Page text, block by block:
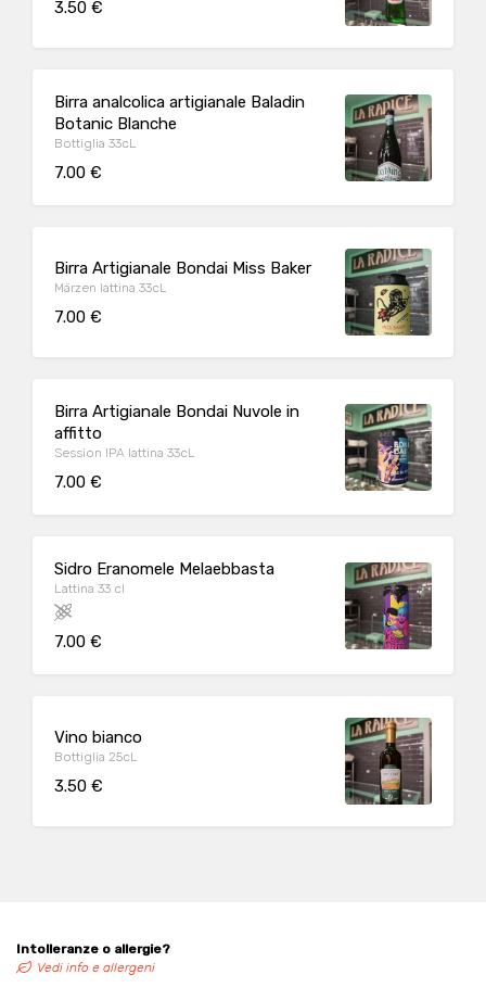
3.50 €
Birra analcolica artigianale Baladin
Botanic Blanche
Bottiglia 33cL
7.00 €
Birra Artigianale Bondai Miss Baker
Märzen lattina 33cL
7.00 €
Birra Artigianale Bondai Nuvole in
affitto
Session IPA lattina 33cL
7.00 €
Sidro Eranomele Melaebbasta
Lattina 33 cl
7.00 €
Vino bianco
Bottiglia 25cL
3.50 €
Intolleranze o allergie?
Vedi info e allergeni